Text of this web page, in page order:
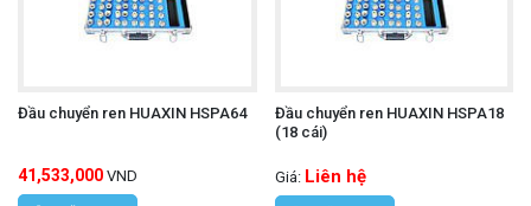
Đầu chuyển ren HUAXIN HSPA64
41,533,000 VND
Đầu chuyển ren HUAXIN HSPA18
(18 cái)
Giá: Liên hệ